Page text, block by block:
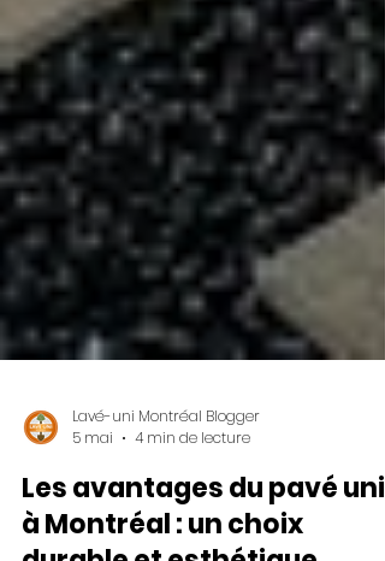
Lavé-uni Montréal Blogger
5 mai
4 min de lecture